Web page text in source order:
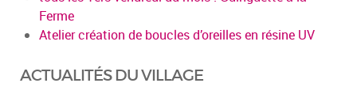
Ferme
Atelier création de boucles d’oreilles en résine UV
ACTUALITÉS DU VILLAGE